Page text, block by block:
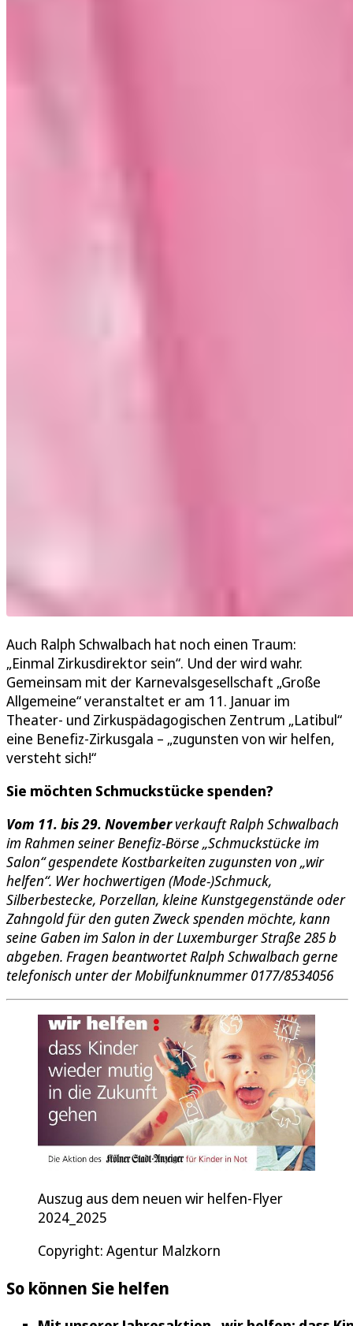
Auch Ralph Schwalbach hat noch einen Traum:
„Einmal Zirkusdirektor sein“. Und der wird wahr.
Gemeinsam mit der Karnevalsgesellschaft „Große
Allgemeine“ veranstaltet er am 11. Januar im
Theater- und Zirkuspädagogischen Zentrum „Latibul“
eine Benefiz-Zirkusgala – „zugunsten von wir helfen,
versteht sich!“
Sie möchten Schmuckstücke spenden?
Vom 11. bis 29. Novemberverkauft Ralph Schwalbach
im Rahmen seiner Benefiz-Börse „Schmuckstücke im
Salon“ gespendete Kostbarkeiten zugunsten von „wir
helfen“. Wer hochwertigen (Mode-)Schmuck,
Silberbestecke, Porzellan, kleine Kunstgegenstände oder
Zahngold für den guten Zweck spenden möchte, kann
seine Gaben im Salon in der Luxemburger Straße 285 b
abgeben. Fragen beantwortet Ralph Schwalbach gerne
telefonisch unter der Mobilfunknummer 0177/8534056
Auszug aus dem neuen wir helfen-Flyer
2024_2025
Copyright: Agentur Malzkorn
So können Sie helfen